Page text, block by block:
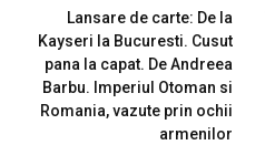
Lansare de carte: De la
Kayseri la Bucuresti. Cusut
pana la capat. De Andreea
Barbu. Imperiul Otoman si
Romania, vazute prin ochii
armenilor